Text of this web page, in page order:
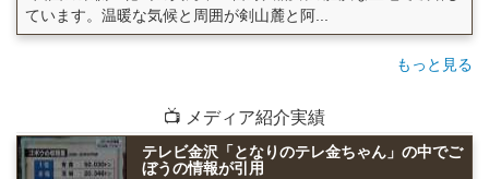
ています。温暖な気候と周囲が剣山麓と阿...
もっと見る
📺 メディア紹介実績
テレビ金沢「となりのテレ金ちゃん」の中でご
ぼうの情報が引用